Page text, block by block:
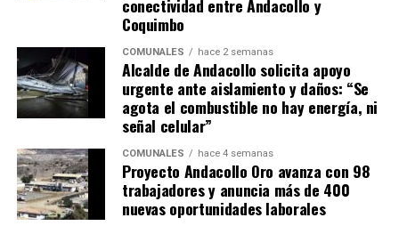
conectividad entre Andacollo y
Coquimbo
COMUNALES hace 2 semanas
Alcalde de Andacollo solicita apoyo
urgente ante aislamiento y daños: “Se
agota el combustible no hay energía, ni
señal celular”
COMUNALES hace 4 semanas
Proyecto Andacollo Oro avanza con 98
trabajadores y anuncia más de 400
nuevas oportunidades laborales